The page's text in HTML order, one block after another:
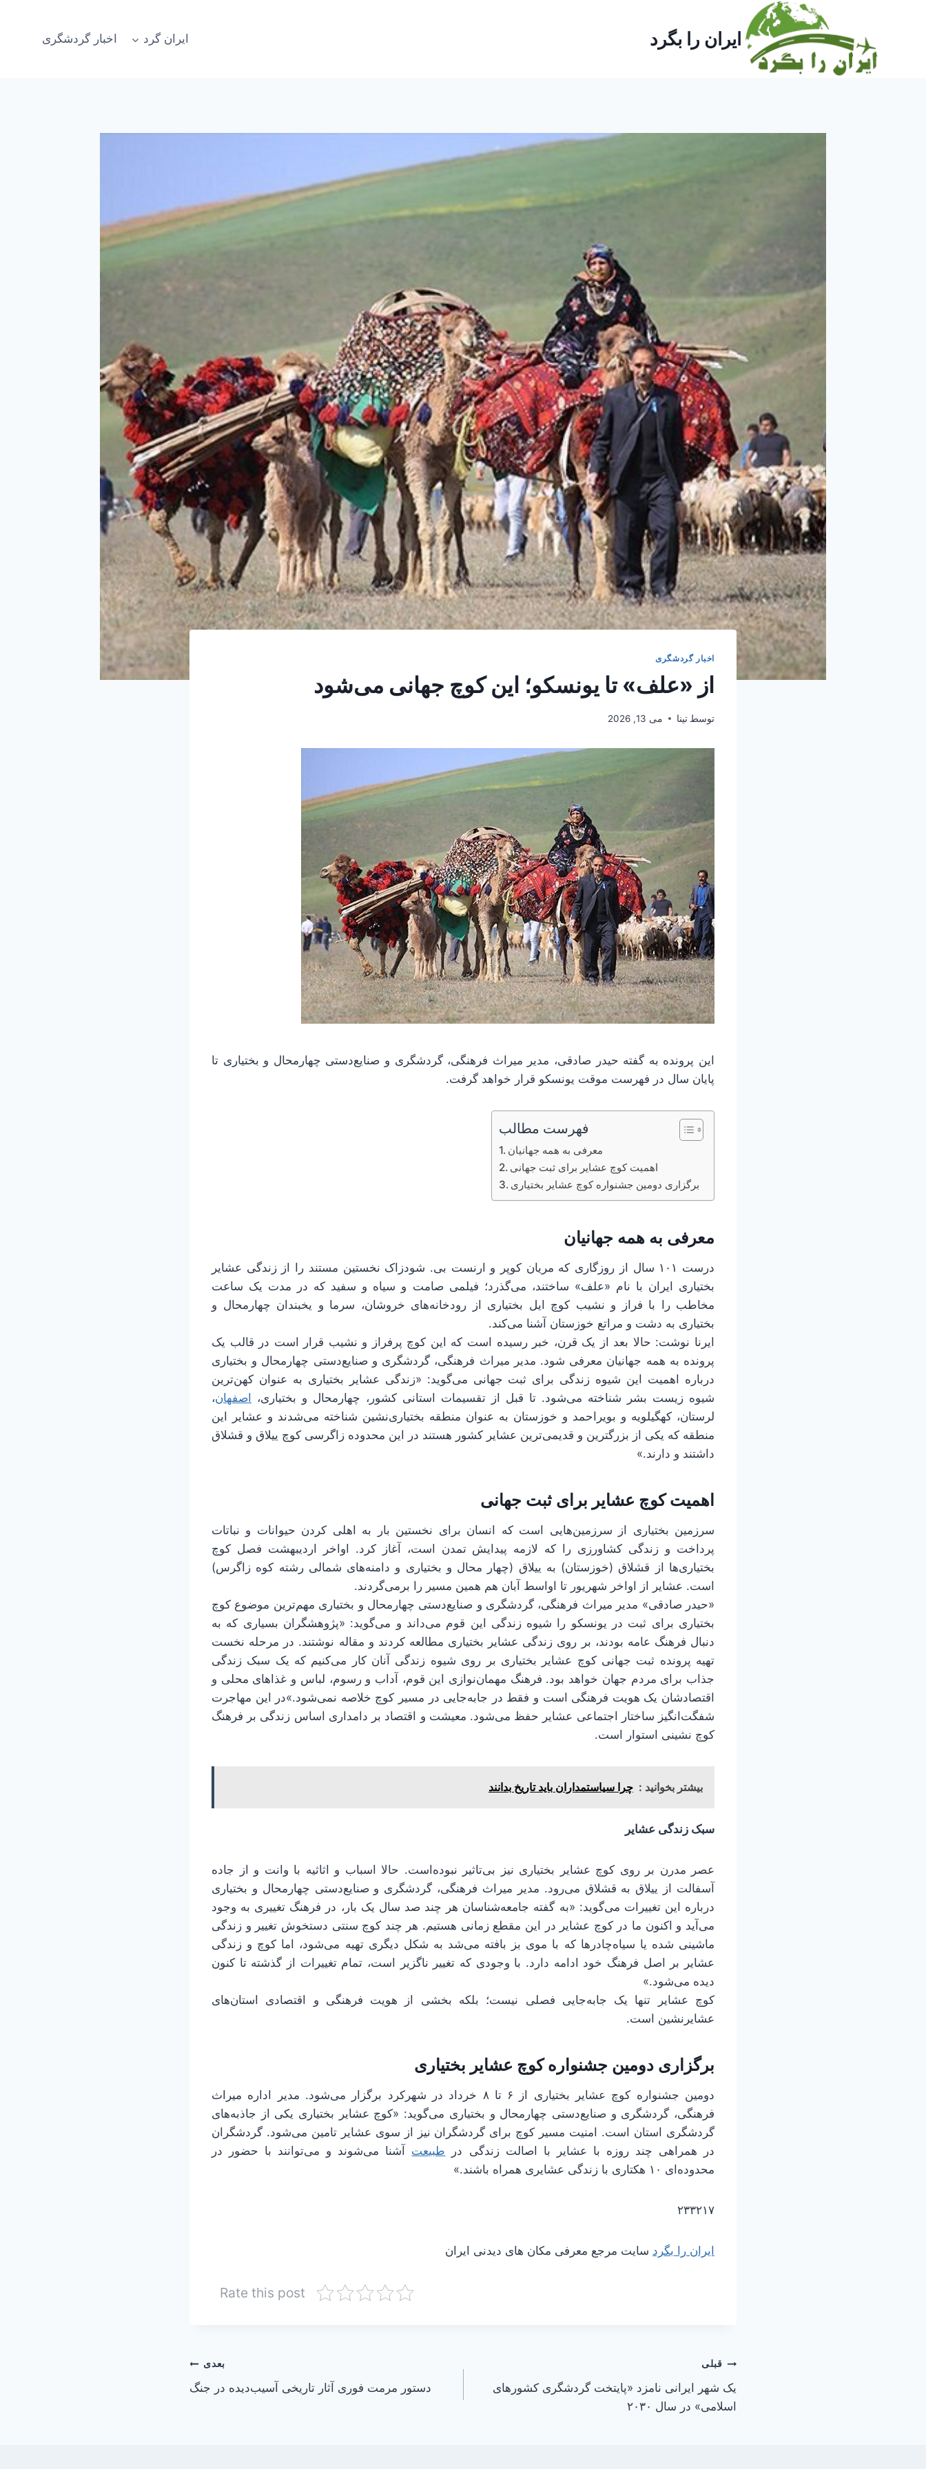
ایران را بگرد ایران گرد اخبار گردشگری
اخبار گردشگری
از «علف» تا یونسکو؛ این کوچ جهانی می‌شود
توسط تینا می 13, 2026
این پرونده به گفته حیدر صادقی، مدیر میراث فرهنگی، گردشگری و صنایع‌دستی چهارمحال و بختیاری تا
پایان سال در فهرست موقت یونسکو قرار خواهد گرفت.
فهرست مطالب
معرفی به همه جهانیان
اهمیت کوچ عشایر برای ثبت جهانی
برگزاری دومین جشنواره کوچ عشایر بختیاری
معرفی به همه جهانیان
درست ۱۰۱ سال از روزگاری که مریان کوپر و ارنست بی. شودزاک نخستین مستند را از زندگی عشایر
بختیاری ایران با نام «علف» ساختند، می‌گذرد؛ فیلمی صامت و سیاه و سفید که در مدت یک ساعت
مخاطب را با فراز و نشیب کوچ ایل بختیاری از رودخانه‌های خروشان، سرما و یخبندان چهارمحال و
بختیاری به دشت و مراتع خوزستان آشنا می‌کند.
ایرنا نوشت: حالا بعد از یک قرن، خبر رسیده است که این کوچ پرفراز و نشیب قرار است در قالب یک
پرونده به همه جهانیان معرفی شود. مدیر میراث فرهنگی، گردشگری و صنایع‌دستی چهارمحال و بختیاری
درباره اهمیت این شیوه زندگی برای ثبت جهانی می‌گوید: «زندگی عشایر بختیاری به عنوان کهن‌ترین
شیوه زیست بشر شناخته می‌شود. تا قبل از تقسیمات استانی کشور، چهارمحال و بختیاری، اصفهان،
لرستان، کهگیلویه و بویراحمد و خوزستان به عنوان منطقه بختیاری‌نشین شناخته می‌شدند و عشایر این
منطقه که یکی از بزرگترین و قدیمی‌ترین عشایر کشور هستند در این محدوده زاگرسی کوچ ییلاق و قشلاق
داشتند و دارند.»
اهمیت کوچ عشایر برای ثبت جهانی
سرزمین بختیاری از سرزمین‌هایی است که انسان برای نخستین بار به اهلی کردن حیوانات و نباتات
پرداخت و زندگی کشاورزی را که لازمه پیدایش تمدن است، آغاز کرد. اواخر اردیبهشت فصل کوچ
بختیاری‌ها از قشلاق (خوزستان) به ییلاق (چهار محال و بختیاری و دامنه‌های شمالی رشته کوه زاگرس)
است. عشایر از اواخر شهریور تا اواسط آبان هم همین مسیر را برمی‌گردند.
«حیدر صادقی» مدیر میراث فرهنگی، گردشگری و صنایع‌دستی چهارمحال و بختیاری مهم‌ترین موضوع کوچ
بختیاری برای ثبت در یونسکو را شیوه زندگی این قوم می‌داند و می‌گوید: «پژوهشگران بسیاری که به
دنبال فرهنگ عامه بودند، بر روی زندگی عشایر بختیاری مطالعه کردند و مقاله نوشتند. در مرحله نخست
تهیه پرونده ثبت جهانی کوچ عشایر بختیاری بر روی شیوه زندگی آنان کار می‌کنیم که یک سبک زندگی
جذاب برای مردم جهان خواهد بود. فرهنگ مهمان‌نوازی این قوم، آداب و رسوم، لباس و غذاهای محلی و
اقتصادشان یک هویت فرهنگی است و فقط در جابه‌جایی در مسیر کوچ خلاصه نمی‌شود.»در این مهاجرت
شفگت‌انگیز ساختار اجتماعی عشایر حفظ می‌شود. معیشت و اقتصاد بر دامداری اساس زندگی بر فرهنگ
کوچ نشینی استوار است.
بیشتر بخوانید : چرا سیاستمداران باید تاریخ بدانند
سبک زندگی عشایر
عصر مدرن بر روی کوچ عشایر بختیاری نیز بی‌تاثیر نبوده‌است. حالا اسباب و اثاثیه با وانت و از جاده
آسفالت از ییلاق به قشلاق می‌رود. مدیر میراث فرهنگی، گردشگری و صنایع‌دستی چهارمحال و بختیاری
درباره این تغییرات می‌گوید: «به گفته جامعه‌شناسان هر چند صد سال یک بار، در فرهنگ تغییری به وجود
می‌آید و اکنون ما در کوچ عشایر در این مقطع زمانی هستیم. هر چند کوچ سنتی دستخوش تغییر و زندگی
ماشینی شده یا سیاه‌چادرها که با موی بز بافته می‌شد به شکل دیگری تهیه می‌شود، اما کوچ و زندگی
عشایر بر اصل فرهنگ خود ادامه دارد. با وجودی که تغییر ناگزیر است، تمام تغییرات از گذشته تا کنون
دیده می‌شود.»
کوچ عشایر تنها یک جابه‌جایی فصلی نیست؛ بلکه بخشی از هویت فرهنگی و اقتصادی استان‌های
عشایرنشین است.
برگزاری دومین جشنواره کوچ عشایر بختیاری
دومین جشنواره کوچ عشایر بختیاری از ۶ تا ۸ خرداد در شهرکرد برگزار می‌شود. مدیر اداره میراث
فرهنگی، گردشگری و صنایع‌دستی چهارمحال و بختیاری می‌گوید: «کوچ عشایر بختیاری یکی از جاذبه‌های
گردشگری استان است. امنیت مسیر کوچ برای گردشگران نیز از سوی عشایر تامین می‌شود. گردشگران
در همراهی چند روزه با عشایر با اصالت زندگی در طبیعت آشنا می‌شوند و می‌توانند با حضور در
محدوده‌ای ۱۰ هکتاری با زندگی عشایری همراه باشند.»
۲۳۳۲۱۷
ایران را بگرد سایت مرجع معرفی مکان های دیدنی ایران
Rate this post
راهبری
نوشته
قبلی
یک شهر ایرانی نامزد «پایتخت گردشگری کشورهای
اسلامی» در سال ۲۰۳۰
بعدی
دستور مرمت فوری آثار تاریخی آسیب‌دیده در جنگ